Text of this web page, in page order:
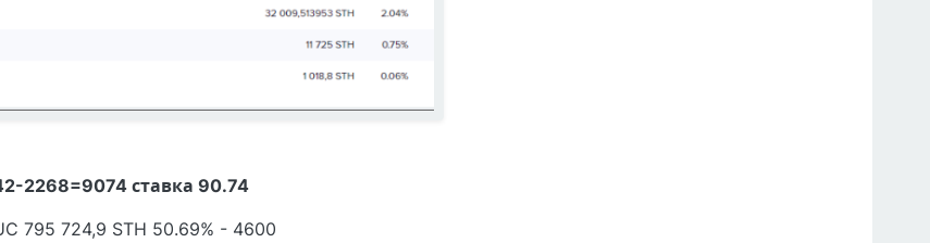
2268=9074 ставка 90.74
795 724,9 STH 50.69% - 4600